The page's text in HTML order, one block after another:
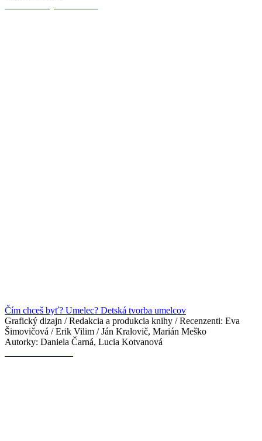
Čím chceš byť? Umelec? Detská tvorba umelcov
Grafický dizajn / Redakcia a produkcia knihy / Recenzenti: Eva
Šimovičová / Erik Vilim / Ján Kralovič, Marián Meško
Autorky: Daniela Čarná, Lucia Kotvanová